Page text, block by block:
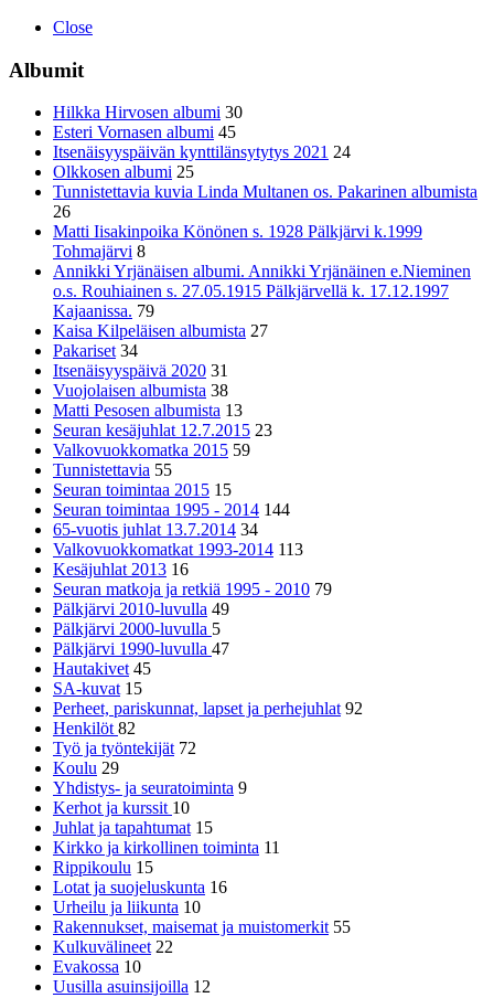
Close
Albumit
Hilkka Hirvosen albumi 30
Esteri Vornasen albumi 45
Itsenäisyyspäivän kynttilänsytytys 2021 24
Olkkosen albumi 25
Tunnistettavia kuvia Linda Multanen os. Pakarinen albumista
26
Matti Iisakinpoika Könönen s. 1928 Pälkjärvi k.1999
Tohmajärvi 8
Annikki Yrjänäisen albumi. Annikki Yrjänäinen e.Nieminen
o.s. Rouhiainen s. 27.05.1915 Pälkjärvellä k. 17.12.1997
Kajaanissa. 79
Kaisa Kilpeläisen albumista 27
Pakariset 34
Itsenäisyyspäivä 2020 31
Vuojolaisen albumista 38
Matti Pesosen albumista 13
Seuran kesäjuhlat 12.7.2015 23
Valkovuokkomatka 2015 59
Tunnistettavia 55
Seuran toimintaa 2015 15
Seuran toimintaa 1995 - 2014 144
65-vuotis juhlat 13.7.2014 34
Valkovuokkomatkat 1993-2014 113
Kesäjuhlat 2013 16
Seuran matkoja ja retkiä 1995 - 2010 79
Pälkjärvi 2010-luvulla 49
Pälkjärvi 2000-luvulla 5
Pälkjärvi 1990-luvulla 47
Hautakivet 45
SA-kuvat 15
Perheet, pariskunnat, lapset ja perhejuhlat 92
Henkilöt82
Työ ja työntekijät 72
Koulu 29
Yhdistys- ja seuratoiminta 9
Kerhot ja kurssit 10
Juhlat ja tapahtumat 15
Kirkko ja kirkollinen toiminta 11
Rippikoulu 15
Lotat ja suojeluskunta 16
Urheilu ja liikunta 10
Rakennukset, maisemat ja muistomerkit 55
Kulkuvälineet 22
Evakossa 10
Uusilla asuinsijoilla 12